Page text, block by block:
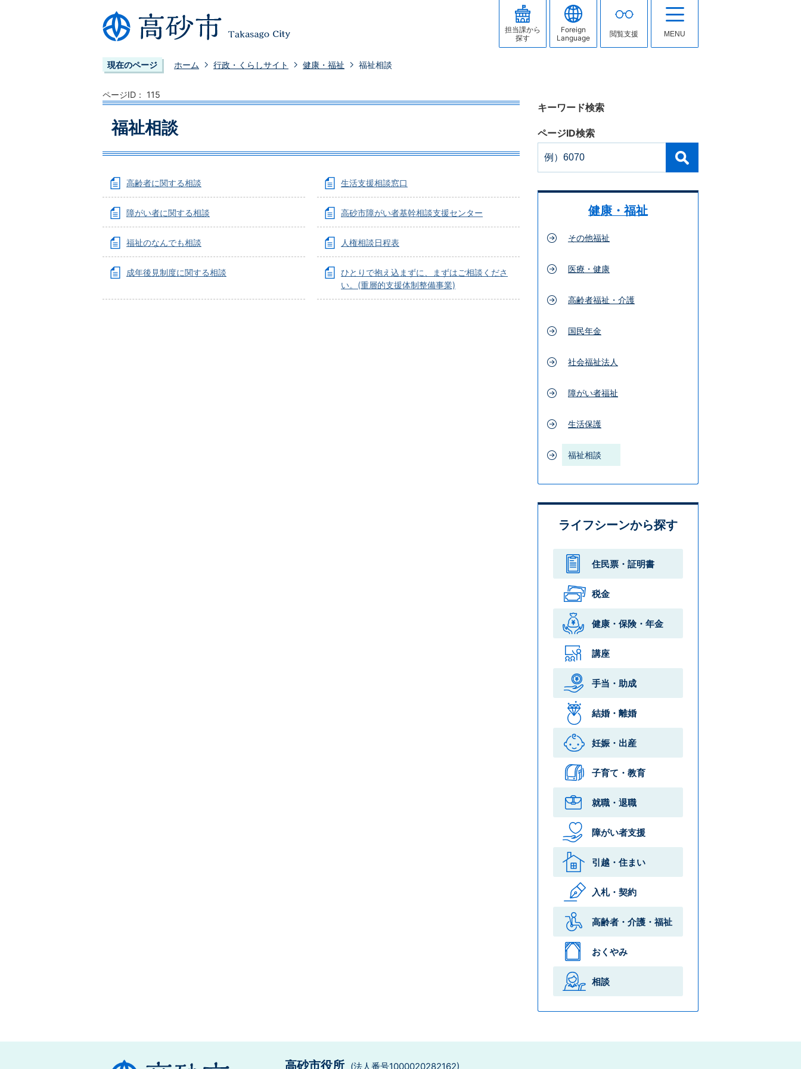
担当課から
探す
Foreign
Language
閲覧支援 MENU
現在のページ ホーム 行政・くらしサイト 健康・福祉 福祉相談
ページID： 115
福祉相談
高齢者に関する相談 生活支援相談窓口
障がい者に関する相談 高砂市障がい者基幹相談支援センター
福祉のなんでも相談 人権相談日程表
成年後見制度に関する相談
ひとりで抱え込まずに、まずはご相談くださ
い。(重層的支援体制整備事業)
キーワード検索
ページID検索
健康・福祉
その他福祉
医療・健康
高齢者福祉・介護
国民年金
社会福祉法人
障がい者福祉
生活保護
福祉相談
ライフシーンから探す
住民票・ 証明書
税金
健康・保険・ 年金
講座
手当・助成
結婚・離婚
妊娠・出産
子育て・教育
就職・退職
障がい者支援
引越・住まい
入札・契約
高齢者・介護・ 福祉
おくやみ
相談
高砂市役所 (法人番号1000020282162)